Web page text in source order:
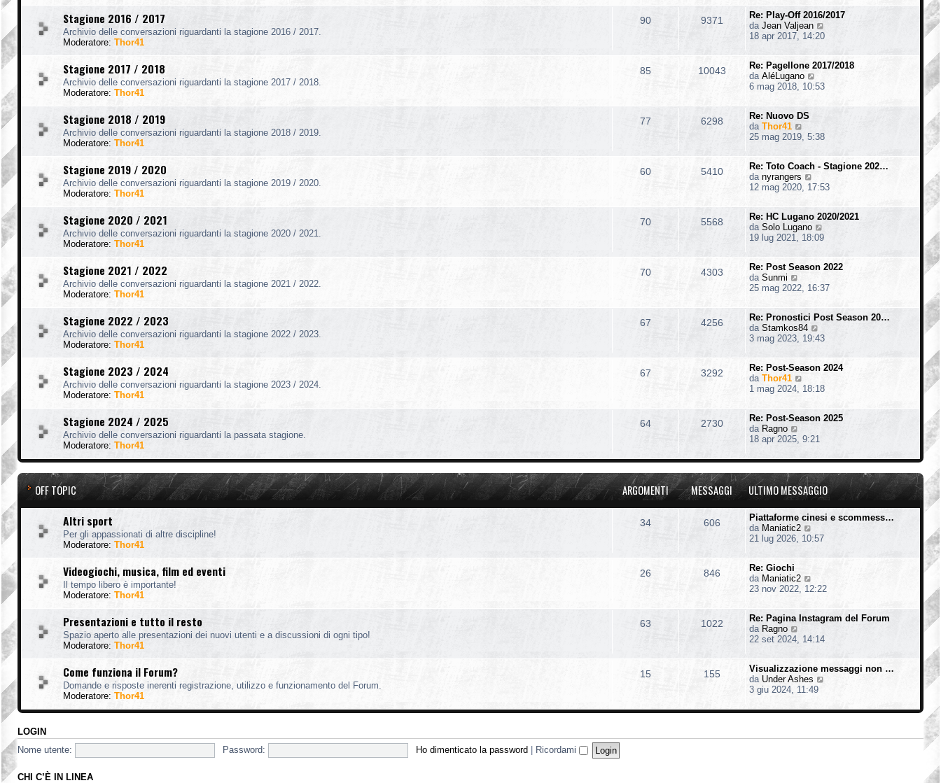
o
s
a
g
g
o
m
o
m
e
s
a
g
g
i
u
l
t
m
o
m
e
s
a
g
g
o
Stagione 2016 / 2017
Archivio delle conversazioni riguardanti la stagione 2016 / 2017.
Moderatore: Thor41
90 9371
Re: Play-Off 2016/2017
da Jean Valjean
e
u
t
e
s
a
g
g
o
18 apr 2017, 14:20
Stagione 2017 / 2018
Archivio delle conversazioni riguardanti la stagione 2017 / 2018.
Moderatore: Thor41
85 10043
Re: Pagellone 2017/2018
da AléLugano
e
i
t
m
o
e
s
a
g
g
o
6 mag 2018, 10:53
Stagione 2018 / 2019
Archivio delle conversazioni riguardanti la stagione 2018 / 2019.
Moderatore: Thor41
77 6298
Re: Nuovo DS
da Thor41
e
i
u
t
m
o
m
e
a
g
o
25 mag 2019, 5:38
Stagione 2019 / 2020
Archivio delle conversazioni riguardanti la stagione 2019 / 2020.
Moderatore: Thor41
60 5410
Re: Toto Coach - Stagione 202…
da nyrangers
e
i
u
t
m
o
e
s
a
g
g
o
12 mag 2020, 17:53
Stagione 2020 / 2021
Archivio delle conversazioni riguardanti la stagione 2020 / 2021.
Moderatore: Thor41
70 5568
Re: HC Lugano 2020/2021
da Solo Lugano
e
u
t
o
e
s
a
g
g
o
19 lug 2021, 18:09
Stagione 2021 / 2022
Archivio delle conversazioni riguardanti la stagione 2021 / 2022.
Moderatore: Thor41
70 4303
Re: Post Season 2022
da Sunmi
e
i
u
l
t
m
o
m
e
a
g
g
o
25 mag 2022, 16:37
Stagione 2022 / 2023
Archivio delle conversazioni riguardanti la stagione 2022 / 2023.
Moderatore: Thor41
67 4256
Re: Pronostici Post Season 20…
da Stamkos84
e
i
u
t
m
o
e
s
a
g
g
i
o
3 mag 2023, 19:43
Stagione 2023 / 2024
Archivio delle conversazioni riguardanti la stagione 2023 / 2024.
Moderatore: Thor41
67 3292
Re: Post-Season 2024
da Thor41
e
i
u
t
m
o
m
e
s
a
g
i
1 mag 2024, 18:18
Stagione 2024 / 2025
Archivio delle conversazioni riguardanti la passata stagione.
Moderatore: Thor41
64 2730
Re: Post-Season 2025
da Ragno
e
i
l
t
o
m
e
a
g
g
o
18 apr 2025, 9:21
OFF TOPIC ARGOMENTI MESSAGGI ULTIMO MESSAGGIO
Altri sport
Per gli appassionati di altre discipline!
Moderatore: Thor41
34 606
Piattaforme cinesi e scommess…
da Maniatic2
e
t
m
o
e
a
g
g
o
21 lug 2026, 10:57
Videogiochi, musica, film ed eventi
Il tempo libero è importante!
Moderatore: Thor41
26 846
Re: Giochi
da Maniatic2
e
u
t
m
o
m
e
s
23 nov 2022, 12:22
Presentazioni e tutto il resto
Spazio aperto alle presentazioni dei nuovi utenti e a discussioni di ogni tipo!
Moderatore: Thor41
63 1022
Re: Pagina Instagram del Forum
da Ragno
e
i
u
l
t
m
22 set 2024, 14:14
Come funziona il Forum?
Domande e risposte inerenti registrazione, utilizzo e funzionamento del Forum.
Moderatore: Thor41
15 155
Visualizzazione messaggi non …
da Under Ashes
i
t
3 giu 2024, 11:49
LOGIN
Nome utente: Password: Ho dimenticato la password Ricordami
CHI C’È IN LINEA